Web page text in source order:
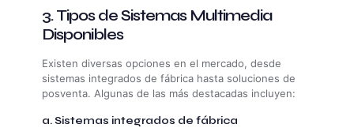
3. Tipos de Sistemas Multimedia
Disponibles
Existen diversas opciones en el mercado, desde
sistemas integrados de fábrica hasta soluciones de
posventa. Algunas de las más destacadas incluyen:
a. Sistemas integrados de fábrica